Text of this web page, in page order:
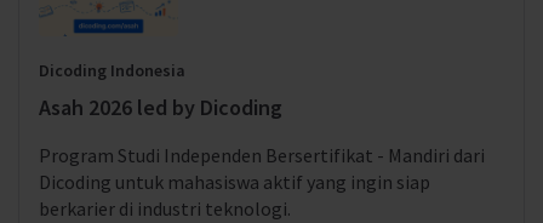
Dicoding Indonesia
Asah 2026 led by Dicoding
Program Studi Independen Bersertifikat - Mandiri dari
Dicoding untuk mahasiswa aktif yang ingin siap
berkarier di industri teknologi.